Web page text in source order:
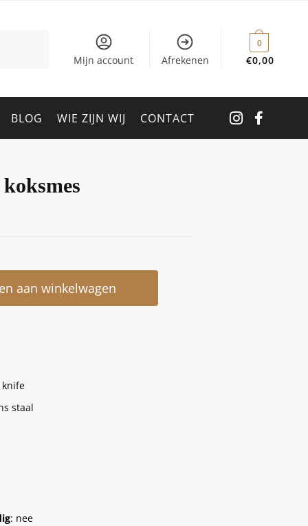
Mijn account Afrekenen €0,00
0
BLOG WIE ZIJN WIJ CONTACT
aan winkelwagen
knife
staal
: nee